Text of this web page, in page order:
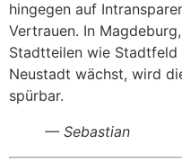
hingegen auf
Vertrauen. In
Stadtteilen wie Stadtfeld
Neustadt wächst, wird
spürbar.
— Sebastian